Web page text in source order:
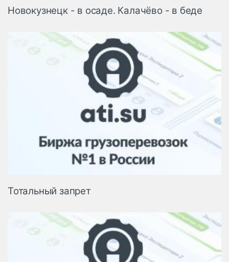
Новокузнецк - в осаде. Калачёво - в беде
Тотальный запрет